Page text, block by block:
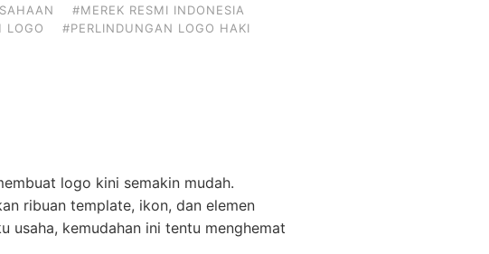
#MEREK RESMI INDONESIA
LOGO
#PERLINDUNGAN LOGO HAKI
logo kini semakin mudah.
ribuan template, ikon, dan elemen
usaha, kemudahan ini tentu menghemat